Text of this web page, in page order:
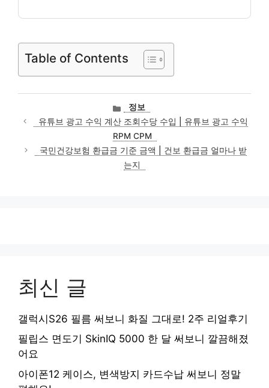
Table of Contents
카
테
고
리
정보
유튜브 광고 수익 계산 조회수당 수입 | 유튜브 광고 수익
RPM CPM
국민건강보험 환급금 기준 금액 | 건보 환급금 얼마나 받
는지
최신 글
갤럭시S26 필름 써보니 화질 그대로! 2주 리얼후기
필립스 면도기 SkinIQ 5000 한 달 써보니 깔끔해졌
어요
아이폰12 케이스, 변색방지 카드수납 써보니 정말